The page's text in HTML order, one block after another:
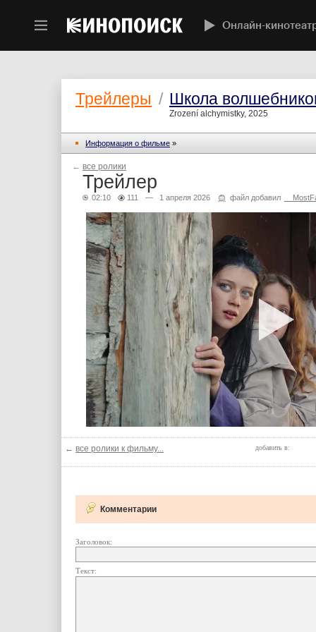
Онлайн-
Трейлеры / Школа
Zrození alchymistky, 2025
Информация о фильме »
← все ролики
Трейлер
02:10 111 — 1 апреля 2026 файл добавил
← все ролики к фильму... добавить в:
Комментарии
Заголовок:
Текст: